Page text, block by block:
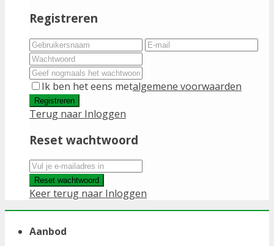
Registreren
Ik ben het eens metalgemene voorwaarden
Registreren
Terug naar Inloggen
Reset wachtwoord
Reset wachtwoord
Keer terug naar Inloggen
Aanbod